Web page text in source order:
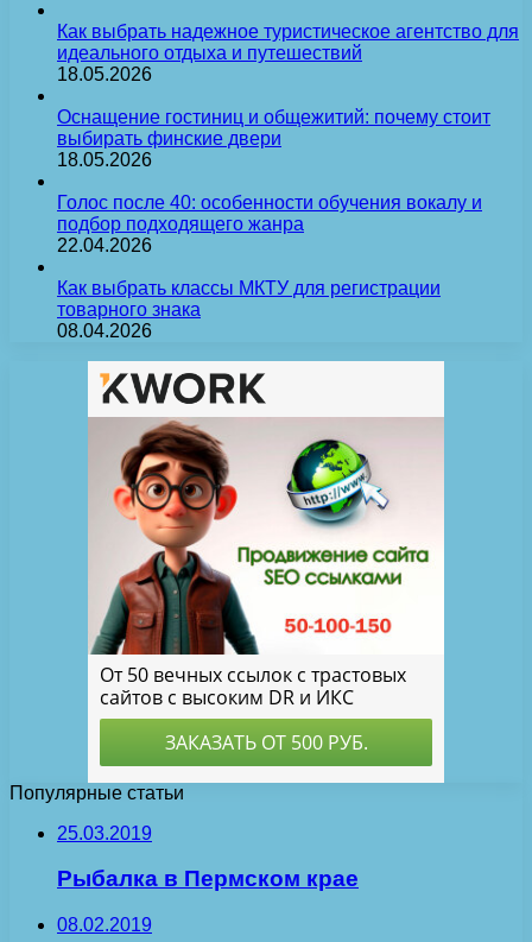
Как выбрать надежное туристическое агентство для
идеального отдыха и путешествий
18.05.2026
Оснащение гостиниц и общежитий: почему стоит
выбирать финские двери
18.05.2026
Голос после 40: особенности обучения вокалу и
подбор подходящего жанра
22.04.2026
Как выбрать классы МКТУ для регистрации
товарного знака
08.04.2026
Популярные статьи
25.03.2019
Рыбалка в Пермском крае
08.02.2019